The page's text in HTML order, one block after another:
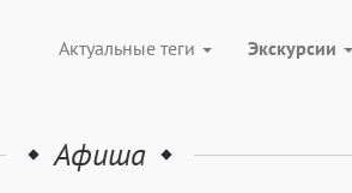
Актуальные теги Экскурсии
Афиша